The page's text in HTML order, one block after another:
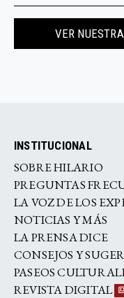
VER
INSTITUCIONAL
SOBRE HILARIO
PREGUNTAS
LA VOZ DE LOS
NOTICIAS Y MÁS
LA PRENSA DICE
CONSEJOS Y
PASEOS
REVISTA DIGITAL